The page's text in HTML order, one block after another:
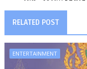
RELATED POST
ENTERTAINMENT